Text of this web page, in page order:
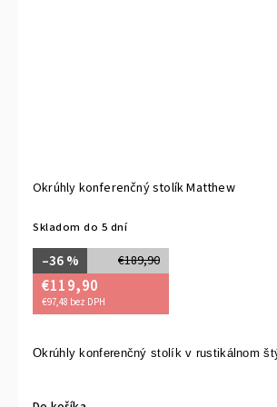
Okrúhly konferenčný stolík Matthew
Skladom do 5 dní
€189,90
–36 %
€119,90
€97,48 bez DPH
Okrúhly konferenčný stolík v rustikálnom